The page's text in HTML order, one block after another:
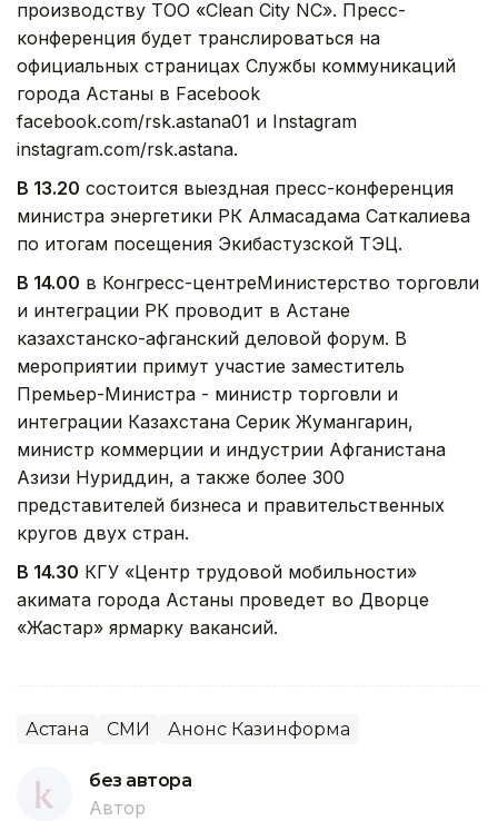
производству ТОО «Clean City NC». Пресс-
конференция будет транслироваться на
официальных страницах Службы коммуникаций
города Астаны в Facebook
facebook.com/rsk.astana01 и Instagram
instagram.com/rsk.astana.
В 13.20 состоится выездная пресс-конференция
министра энергетики РК Алмасадама Саткалиева
по итогам посещения Экибастузской ТЭЦ.
В 14.00 в Конгресс-центреМинистерство торговли
и интеграции РК проводит в Астане
казахстанско-афганский деловой форум. В
мероприятии примут участие заместитель
Премьер-Министра - министр торговли и
интеграции Казахстана Серик Жумангарин,
министр коммерции и индустрии Афганистана
Азизи Нуриддин, а также более 300
представителей бизнеса и правительственных
кругов двух стран.
В 14.30 КГУ «Центр трудовой мобильности»
акимата города Астаны проведет во Дворце
«Жастар» ярмарку вакансий.
Астана СМИ Анонс Казинформа
без автора
Автор